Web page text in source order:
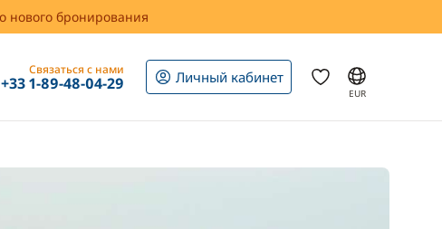
нового бронирования
Связаться с нами
+33 1-89-48-04-29 Личный кабинет
EUR